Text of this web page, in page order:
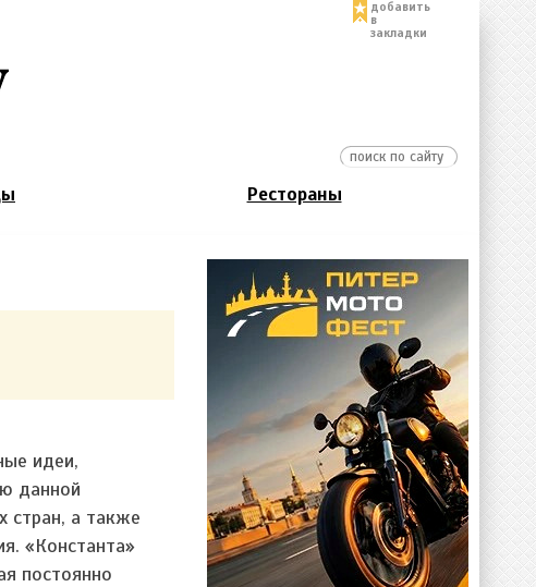
добавить
в
закладки
Рестораны
идеи,
данной
стран, а также
«Константа»
постоянно